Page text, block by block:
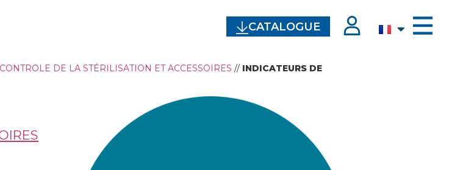
CATALOGUE
DE LA STÉRILISATION ET ACCESSOIRES // INDICATEURS DE